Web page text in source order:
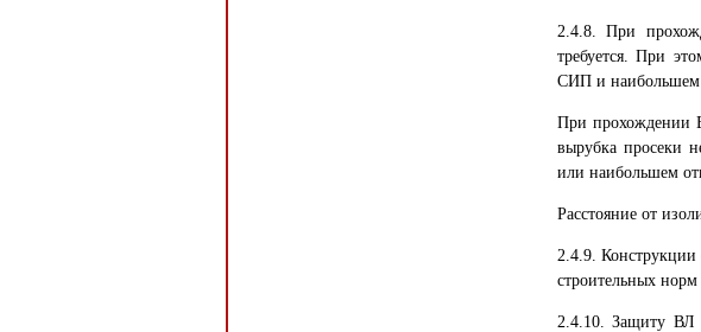
2.4.8. При
требуется. При
СИП и наибольшем
При прохождении
вырубка просеки
или наибольшем
Расстояние от
2.4.9.
строительных
2.4.10. Защиту ВЛ